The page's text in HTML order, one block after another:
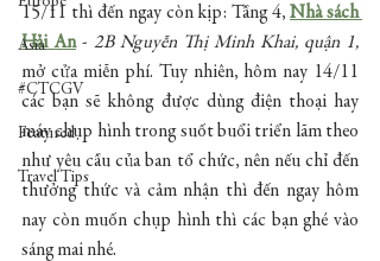
Asia
#CTCGV
Featured
Travel Tips
15/11 thì đến ngay còn kịp: Tầng 4, Nhà sách
Hải An - 2B Nguyễn Thị Minh Khai, quận 1,
mở cửa miễn phí. Tuy nhiên, hôm nay 14/11
các bạn sẽ không được dùng điện thoại hay
máy chụp hình trong suốt buổi triển lãm theo
như yêu cầu của ban tổ chức, nên nếu chỉ đến
thưởng thức và cảm nhận thì đến ngay hôm
nay còn muốn chụp hình thì các bạn ghé vào
sáng mai nhé.